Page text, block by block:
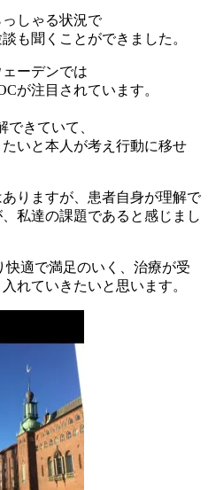
しゃる状況で
も聞くことができました。
ーデンでは
が注目されています。
きていて、
いと本人が考え行動に移せ
りますが、患者自身が理解で
私達の課題であると感じまし
適で満足のいく、治療が受
れていきたいと思います。